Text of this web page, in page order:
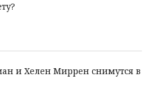
и Хелен Миррен снимутся в